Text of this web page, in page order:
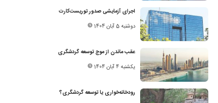
اجرای آزمایشی صدور ‎توریست‌کارت
دوشنبه 5 آبان 1404
عقب ماندن از موج توسعه گردشگری
یکشنبه 4 آبان 1404
رودخانه‌خواری یا توسعه گردشگری؟